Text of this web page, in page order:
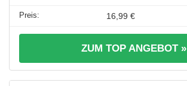
16,99 €
ZUM TOP ANGEBOT »